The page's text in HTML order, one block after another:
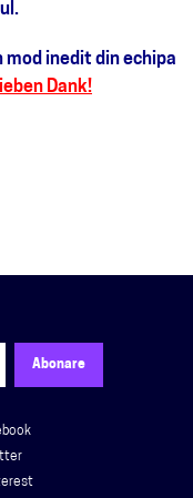
inedit din echipa
Dank!